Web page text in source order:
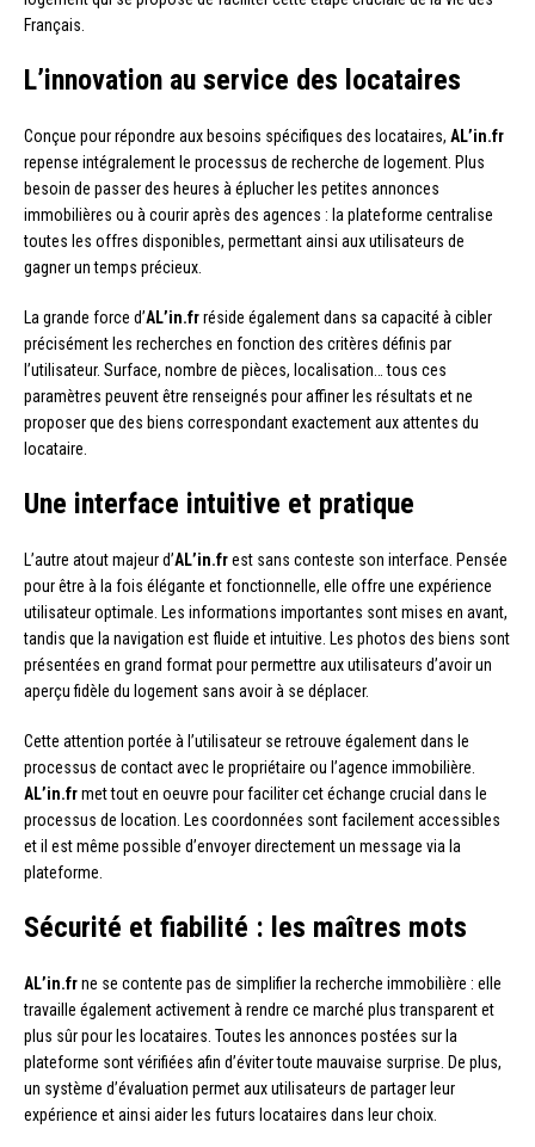
Français.
L’innovation au service des locataires
Conçue pour répondre aux besoins spécifiques des locataires, AL’in.fr
repense intégralement le processus de recherche de logement. Plus
besoin de passer des heures à éplucher les petites annonces
immobilières ou à courir après des agences : la plateforme centralise
toutes les offres disponibles, permettant ainsi aux utilisateurs de
gagner un temps précieux.
La grande force d’AL’in.frréside également dans sa capacité à cibler
précisément les recherches en fonction des critères définis par
l’utilisateur. Surface, nombre de pièces, localisation… tous ces
paramètres peuvent être renseignés pour affiner les résultats et ne
proposer que des biens correspondant exactement aux attentes du
locataire.
Une interface intuitive et pratique
L’autre atout majeur d’AL’in.frest sans conteste son interface. Pensée
pour être à la fois élégante et fonctionnelle, elle offre une expérience
utilisateur optimale. Les informations importantes sont mises en avant,
tandis que la navigation est fluide et intuitive. Les photos des biens sont
présentées en grand format pour permettre aux utilisateurs d’avoir un
aperçu fidèle du logement sans avoir à se déplacer.
Cette attention portée à l’utilisateur se retrouve également dans le
processus de contact avec le propriétaire ou l’agence immobilière.
AL’in.frmet tout en oeuvre pour faciliter cet échange crucial dans le
processus de location. Les coordonnées sont facilement accessibles
et il est même possible d’envoyer directement un message via la
plateforme.
Sécurité et fiabilité : les maîtres mots
AL’in.frne se contente pas de simplifier la recherche immobilière : elle
travaille également activement à rendre ce marché plus transparent et
plus sûr pour les locataires. Toutes les annonces postées sur la
plateforme sont vérifiées afin d’éviter toute mauvaise surprise. De plus,
un système d’évaluation permet aux utilisateurs de partager leur
expérience et ainsi aider les futurs locataires dans leur choix.